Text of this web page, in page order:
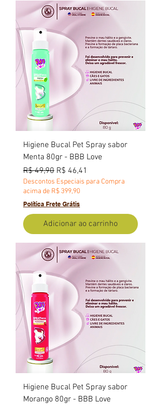
Higiene Bucal Pet Spray sabor
Menta 80gr - BBB Love
Preço normal
R$ 49,90 Preço promocional
R$ 46,41
Descontos Especiais para Compra
acima de R$ 399,90
Política Frete Grátis
Adicionar ao carrinho
Higiene Bucal Pet Spray sabor
Morango 80gr - BBB Love